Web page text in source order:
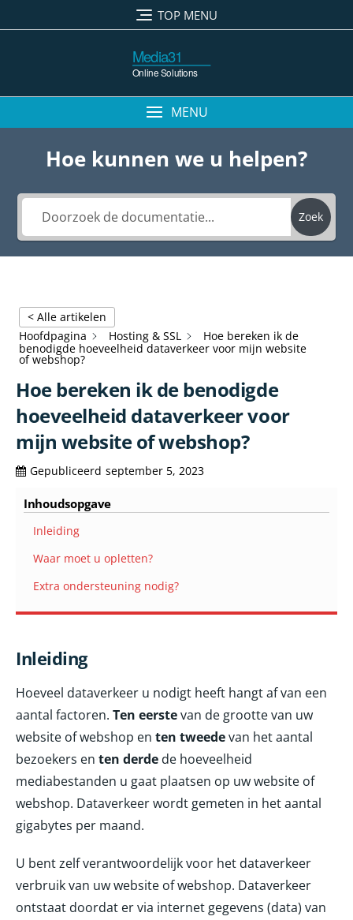
naar
TOP MENU
MENU
Hoe kunnen we u helpen?
Zoek
< Alle artikelen
Hoofdpagina
Hosting & SSL
Hoe bereken ik de
benodigde hoeveelheid dataverkeer voor mijn website
of webshop?
Hoe bereken ik de benodigde
hoeveelheid dataverkeer voor
mijn website of webshop?
Gepubliceerd september 5, 2023
Inhoudsopgave
Inleiding
Waar moet u opletten?
Extra ondersteuning nodig?
Inleiding
Hoeveel dataverkeer u nodigt heeft hangt af van een
aantal factoren. Ten eerstevan de grootte van uw
website of webshop en ten tweedevan het aantal
bezoekers en ten derde de hoeveelheid
mediabestanden u gaat plaatsen op uw website of
webshop. Dataverkeer wordt gemeten in het aantal
gigabytes per maand.
U bent zelf verantwoordelijk voor het dataverkeer
verbruik van uw website of webshop. Dataverkeer
ontstaat doordat er via internet gegevens (data) van